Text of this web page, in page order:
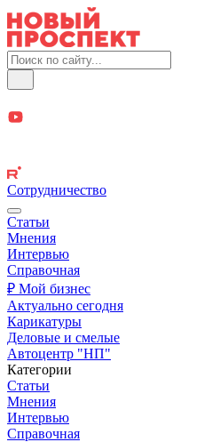
Сотрудничество
Статьи
Мнения
Интервью
Справочная
₽ Мой бизнес
Актуально сегодня
Карикатуры
Деловые и смелые
Автоцентр "НП"
Категории
Статьи
Мнения
Интервью
Справочная